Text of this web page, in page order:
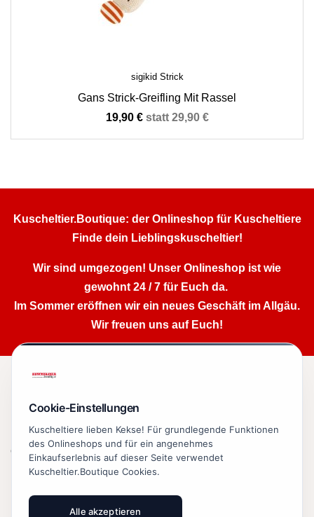
sigikid Strick
Gans Strick-Greifling Mit Rassel
Preis
19,90 € Verkaufspreis
statt 29,90 €
Kuscheltier.Boutique: der Onlineshop für Kuscheltiere
Finde dein Lieblingskuscheltier!
Wir sind umgezogen! Unser Onlineshop ist wie
gewohnt 24 / 7 für Euch da.
Im Sommer eröffnen wir ein neues Geschäft im Allgäu.
Wir freuen uns auf Euch!
Organisatorisches
Cookie-Einstellungen
Kuscheltiere lieben Kekse! Für grundlegende Funktionen
des Onlineshops und für ein angenehmes
Einkaufserlebnis auf dieser Seite verwendet
Kuscheltier.Boutique Cookies.
notwendige Cookies
analytische Cookies
Alle akzeptieren